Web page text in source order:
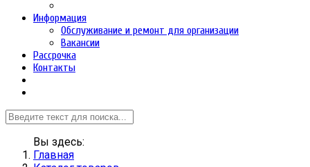
Информация
Обслуживание и ремонт для организации
Вакансии
Рассрочка
Контакты
Вы здесь:
Главная